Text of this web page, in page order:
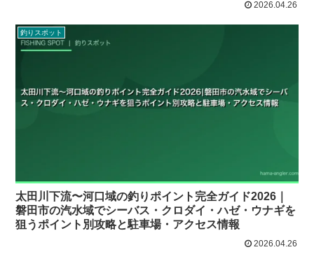
2026.04.26
釣りスポット
太田川下流〜河口域の釣りポイント完全ガイド2026｜
磐田市の汽水域でシーバス・クロダイ・ハゼ・ウナギを
狙うポイント別攻略と駐車場・アクセス情報
2026.04.26